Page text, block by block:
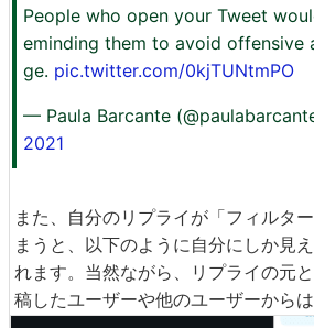
People who open your Tweet
eminding them to avoid offensive
ge. pic.twitter.com/0kjTUNtmPO
— Paula Barcante
2021
また、自分のリプライが「フィルタ
まうと、以下のように自分にしか見
れます。当然ながら、リプライの元
稿したユーザーや他のユーザーからは